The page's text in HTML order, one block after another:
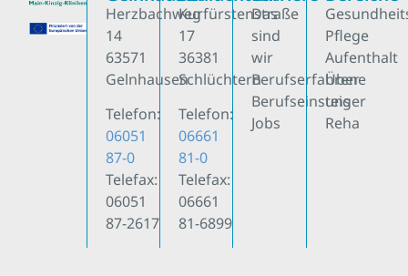
Herzbachweg
14
63571
Gelnhausen
Telefon:
06051
87-0
Telefax:
06051
87-2617
Kurfürstenstraße
17
36381
Schlüchtern
Telefon:
06661
81-0
Telefax:
06661
81-6899
Das
sind
wir
Berufserfahrene
Berufseinsteiger
Jobs
Pflege
Aufenthalt
Über
uns
Reha